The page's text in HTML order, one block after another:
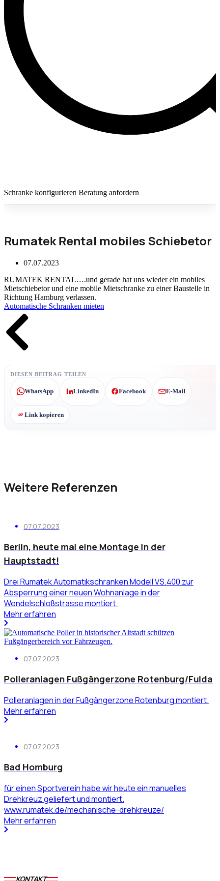
Schranke konfigurieren Beratung anfordern
Rumatek Rental mobiles Schiebetor
07.07.2023
RUMATEK RENTAL….und gerade hat uns wieder ein mobiles
Mietschiebetor und eine mobile Mietschranke zu einer Baustelle in
Richtung Hamburg verlassen.
Automatische Schranken mieten
DIESEN BEITRAG TEILEN
WhatsApp LinkedIn Facebook E-Mail
Link kopieren
Weitere Referenzen
07.07.2023
Berlin, heute mal eine Montage in der
Hauptstadt!
Drei Rumatek Automatikschranken Modell VS.400 zur
Absperrung einer neuen Wohnanlage in der
Wendelschloßstrasse montiert.
Mehr erfahren
07.07.2023
Polleranlagen Fußgängerzone Rotenburg/Fulda
Polleranlagen in der Fußgängerzone Rotenburg montiert.
Mehr erfahren
07.07.2023
Bad Homburg
für einen Sportverein habe wir heute ein manuelles
Drehkreuz geliefert und montiert.
www.rumatek.de/mechanische-drehkreuze/
Mehr erfahren
KONTAKT